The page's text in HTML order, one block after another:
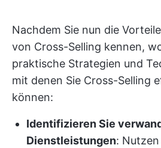
Nachdem Sie nun die
von Cross-Selling kennen,
praktische Strategien und
mit denen Sie Cross-Selling
können:
Identifizieren Sie
Dienstleistungen: Nutzen